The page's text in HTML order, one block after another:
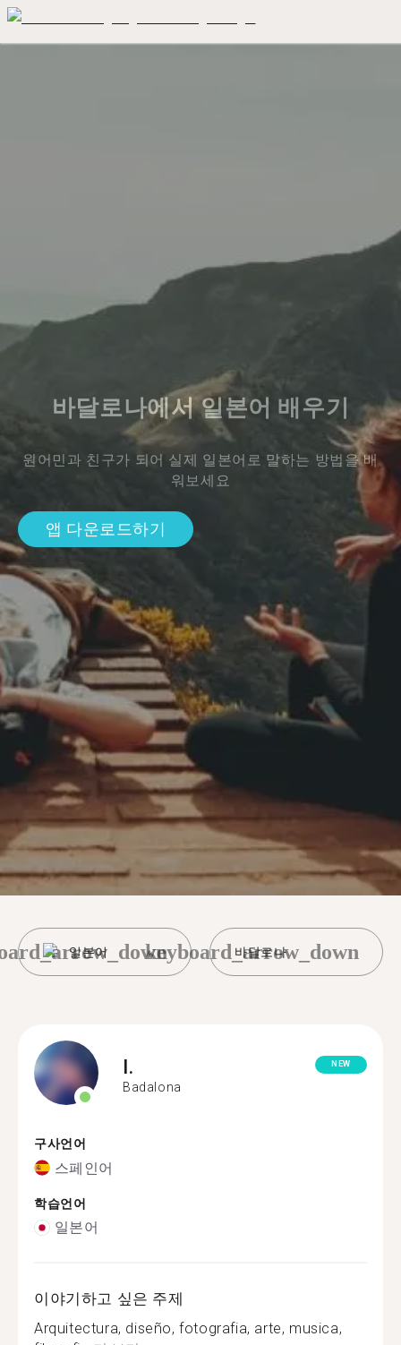
바달로나에서 일본어 배우기
원어민과 친구가 되어 실제 일본어로 말하는 방법을 배
워보세요
앱 다운로드하기
일본어 바달로나
keyboard_arrow_down
I.
Badalona
NEW
구사언어
스페인어
학습언어
일본어
이야기하고 싶은 주제
Arquitectura, diseño, fotografia, arte, musica,